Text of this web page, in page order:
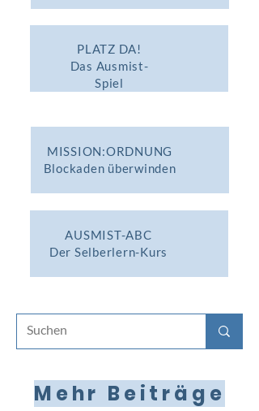
PLATZ DA!
Das Ausmist-
Spiel
MISSION:ORDNUNG
Blockaden überwinden
AUSMIST-ABC
Der Selberlern-Kurs
Mehr Beiträge